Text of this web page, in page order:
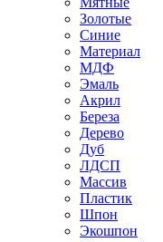
Золотые
Синие
Материал
МДФ
Эмаль
Акрил
Береза
Дерево
Дуб
ЛДСП
Массив
Пластик
Шпон
Экошпон